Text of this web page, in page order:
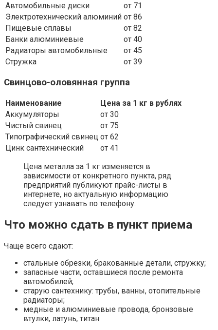
Автомобильные диски
от 71
Электротехнический алюминий от 86
Пищевые сплавы
от 82
Банки алюминиевые
от 40
Радиаторы автомобильные
от 45
Стружка
от 39
Свинцово-оловянная группа
Наименование
Цена за 1 кг в рублях
Аккумуляторы
от 30
Чистый свинец
от 75
Типографический свинец от 62
Цинк сантехнический
от 41
Цена металла за 1 кг изменяется в
зависимости от конкретного пункта, ряд
предприятий публикуют прайс-листы в
интернете, но актуальную информацию
следует узнавать по телефону.
Что можно сдать в пункт приема
Чаще всего сдают:
стальные обрезки, бракованные детали, стружку;
запасные части, оставшиеся после ремонта
автомобилей;
старую сантехнику: трубы, ванны, отопительные
радиаторы;
медные и алюминиевые провода, бронзовые
втулки, латунь, титан.